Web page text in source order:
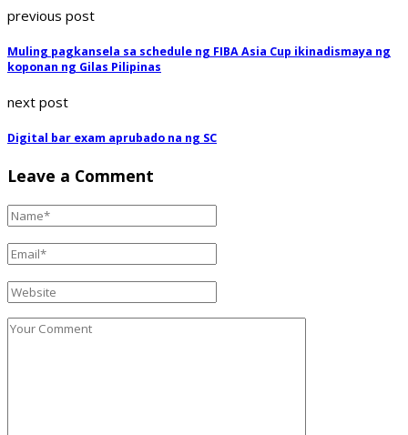
previous post
Muling pagkansela sa schedule ng FIBA Asia Cup ikinadismaya ng
koponan ng Gilas Pilipinas
next post
Digital bar exam aprubado na ng SC
Leave a Comment